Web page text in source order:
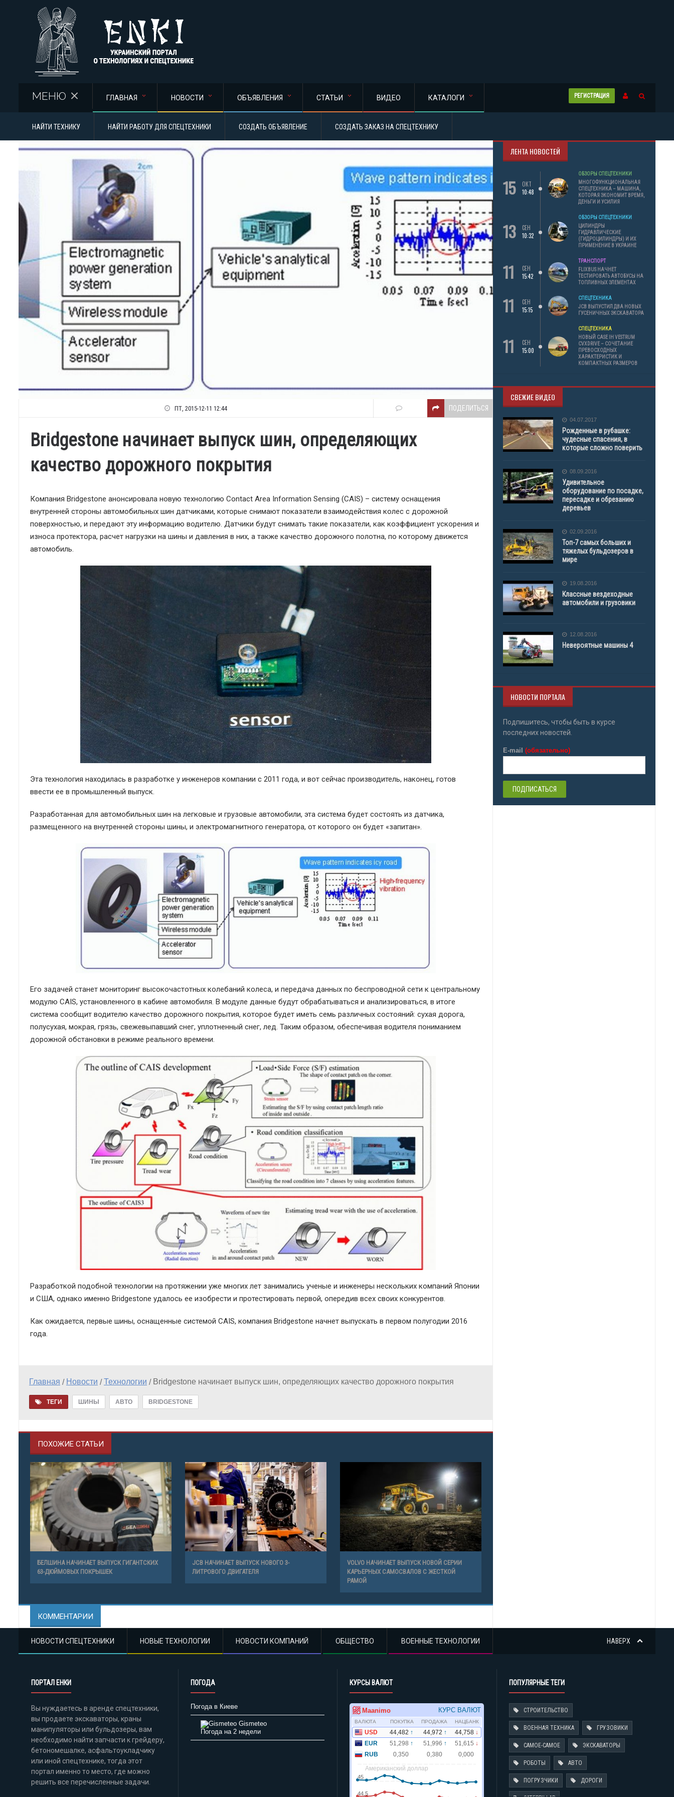
РЕГИСТРАЦИЯ
МЕНЮ ГЛАВНАЯ НОВОСТИ ОБЪЯВЛЕНИЯ СТАТЬИ ВИДЕО КАТАЛОГИ
НАЙТИ ТЕХНИКУ НАЙТИ РАБОТУ ДЛЯ СПЕЦТЕХНИКИ СОЗДАТЬ ОБЪЯВЛЕНИЕ СОЗДАТЬ ЗАКАЗ НА СПЕЦТЕХНИКУ
ПТ, 2015-12-11 12:44 ПОДЕЛИТЬСЯ
Bridgestone начинает выпуск шин, определяющих
качество дорожного покрытия
Компания Bridgestone анонсировала новую технологию Contact Area Information Sensing (CAIS) – систему оснащения
внутренней стороны автомобильных шин датчиками, которые снимают показатели взаимодействия колес с дорожной
поверхностью, и передают эту информацию водителю. Датчики будут снимать такие показатели, как коэффициент ускорения и
износа протектора, расчет нагрузки на шины и давления в них, а также качество дорожного полотна, по которому движется
автомобиль.
Эта технология находилась в разработке у инженеров компании с 2011 года, и вот сейчас производитель, наконец, готов
ввести ее в промышленный выпуск.
Разработанная для автомобильных шин на легковые и грузовые автомобили, эта система будет состоять из датчика,
размещенного на внутренней стороны шины, и электромагнитного генератора, от которого он будет «запитан».
Его задачей станет мониторинг высокочастотных колебаний колеса, и передача данных по беспроводной сети к центральному
модулю CAIS, установленного в кабине автомобиля. В модуле данные будут обрабатываться и анализироваться, в итоге
система сообщит водителю качество дорожного покрытия, которое будет иметь семь различных состояний: сухая дорога,
полусухая, мокрая, грязь, свежевыпавший снег, уплотненный снег, лед. Таким образом, обеспечивая водителя пониманием
дорожной обстановки в режиме реального времени.
Разработкой подобной технологии на протяжении уже многих лет занимались ученые и инженеры нескольких компаний Японии
и США, однако именно Bridgestone удалось ее изобрести и протестировать первой, опередив всех своих конкурентов.
Как ожидается, первые шины, оснащенные системой CAIS, компания Bridgestone начнет выпускать в первом полугодии 2016
года.
Главная / Новости /Технологии / Bridgestone начинает выпуск шин, определяющих качество дорожного покрытия
ТЕГИ ШИНЫ АВТО BRIDGESTONE
ПОХОЖИЕ СТАТЬИ
БЕЛШИНА НАЧИНАЕТ ВЫПУСК ГИГАНТСКИХ
63-ДЮЙМОВЫХ ПОКРЫШЕК
JCB НАЧИНАЕТ ВЫПУСК НОВОГО 3-
ЛИТРОВОГО ДВИГАТЕЛЯ
VOLVO НАЧИНАЕТ ВЫПУСК НОВОЙ СЕРИИ
КАРЬЕРНЫХ САМОСВАЛОВ С ЖЕСТКОЙ
РАМОЙ
КОММЕНТАРИИ
ЛЕНТА НОВОСТЕЙ
15
ОКТ
10:48
ОБЗОРЫ СПЕЦТЕХНИКИ
МНОГОФУНКЦИОНАЛЬНАЯ
СПЕЦТЕХНИКА – МАШИНА,
КОТОРАЯ ЭКОНОМИТ ВРЕМЯ,
ДЕНЬГИ И УСИЛИЯ
13
СЕН
10:32
ОБЗОРЫ СПЕЦТЕХНИКИ
ЦИЛИНДРЫ
ГИДРАВЛИЧЕСКИЕ
(ГИДРОЦИЛИНДРЫ) И ИХ
ПРИМЕНЕНИЕ В УКРАИНЕ
11
СЕН
15:42
ТРАНСПОРТ
FLIXBUS НАЧНЕТ
ТЕСТИРОВАТЬ АВТОБУСЫ НА
ТОПЛИВНЫХ ЭЛЕМЕНТАХ
11
СЕН
15:15
СПЕЦТЕХНИКА
JCB ВЫПУСТИЛ ДВА НОВЫХ
ГУСЕНИЧНЫХ ЭКСКАВАТОРА
11
СЕН
15:00
СПЕЦТЕХНИКА
НОВЫЙ CASE IH VESTRUM
CVXDRIVE – СОЧЕТАНИЕ
ПРЕВОСХОДНЫХ
ХАРАКТЕРИСТИК И
КОМПАКТНЫХ РАЗМЕРОВ
СВЕЖИЕ ВИДЕО
04.07.2017
Рожденные в рубашке:
чудесные спасения, в
которые сложно поверить
08.09.2016
Удивительное
оборудование по посадке,
пересадке и обрезанию
деревьев
02.09.2016
Топ-7 самых больших и
тяжелых бульдозеров в
мире
19.08.2016
Классные вездеходные
автомобили и грузовики
12.08.2016
Невероятные машины 4
НОВОСТИ ПОРТАЛА
Подпишитесь, чтобы быть в курсе
последних новостей.
E-mail (обязательно)
НАВЕРХ
НОВОСТИ СПЕЦТЕХНИКИ НОВЫЕ ТЕХНОЛОГИИ НОВОСТИ КОМПАНИЙ ОБЩЕСТВО ВОЕННЫЕ ТЕХНОЛОГИИ
ПОРТАЛ ЕНКИ
Вы нуждаетесь в аренде спецтехники,
вы продаете экскаваторы, краны
манипуляторы или бульдозеры, вам
необходимо найти запчасти к грейдеру,
бетономешалке, асфальтоукладчику
или иной спецтехнике, тогда этот
портал именно то место, где можно
решить все перечисленные задачи.
ПОГОДА
Погода в Киеве
Gismeteo
Погода на 2 недели
КУРСЫ ВАЛЮТ ПОПУЛЯРНЫЕ ТЕГИ
СТРОИТЕЛЬСТВО
ВОЕННАЯ ТЕХНИКА ГРУЗОВИКИ
САМОЕ-САМОЕ ЭКСКАВАТОРЫ
РОБОТЫ АВТО
ПОГРУЗЧИКИ ДОРОГИ